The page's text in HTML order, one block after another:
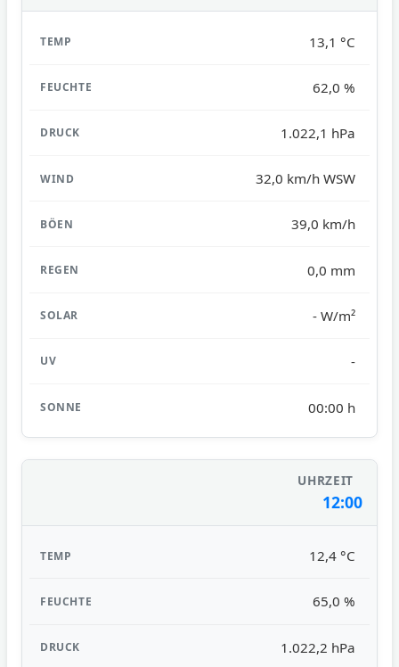
13,1 °C
62,0 %
1.022,1 hPa
32,0 km/h WSW
39,0 km/h
0,0 mm
- W/m²
-
00:00 h
12:00
12,4 °C
65,0 %
1.022,2 hPa